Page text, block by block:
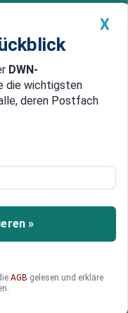
Premium
China
waren die
der Polizei
Ausstellung
war von einer
X
DWN-
die wichtigsten
deren Postfach
»
AGB gelesen und erkläre